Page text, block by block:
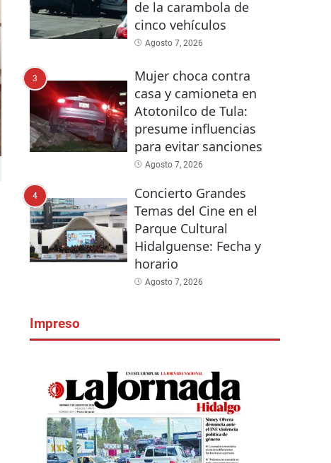
de la carambola de
cinco vehículos
Agosto 7, 2026
3
Mujer choca contra
casa y camioneta en
Atotonilco de Tula:
presume influencias
para evitar sanciones
Agosto 7, 2026
4
Concierto Grandes
Temas del Cine en el
Parque Cultural
Hidalguense: Fecha y
horario
Agosto 7, 2026
Impreso